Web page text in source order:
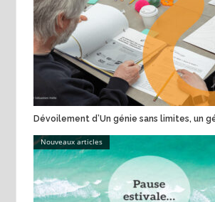
Dévoilement d’Un génie sans limites, un
Nouveaux articles